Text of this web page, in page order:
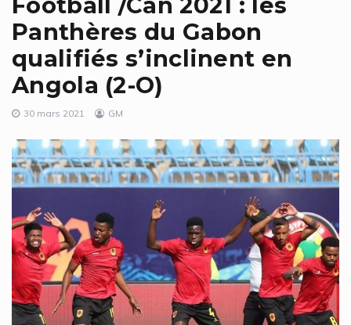
Panthères du Gabon
qualifiés s’inclinent en
Angola (2-O)
30 mars 2021 GM